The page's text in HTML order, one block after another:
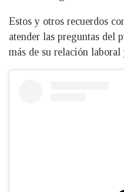
Estos y otros recuerdos
atender las preguntas del
más de su relación